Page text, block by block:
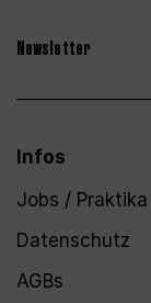
Newsletter
Infos
Jobs / Praktika
Datenschutz
AGBs